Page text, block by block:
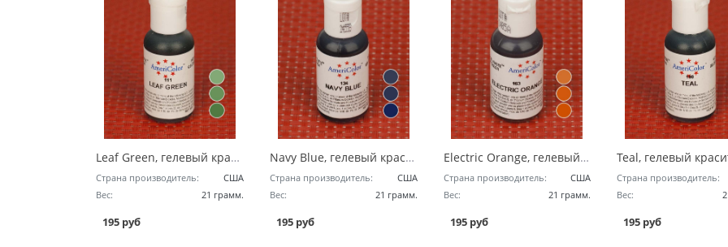
Leaf Green, гелевый краситель AmeriColor
Страна производитель:
США
Вес:
21 грамм.
195 руб
Navy Blue, гелевый краситель AmeriColor
Страна производитель:
США
Вес:
21 грамм.
195 руб
Electric Orange, гелевый краситель AmeriColor
Страна производитель:
США
Вес:
21 грамм.
195 руб
Страна производитель:
Вес:
195 руб